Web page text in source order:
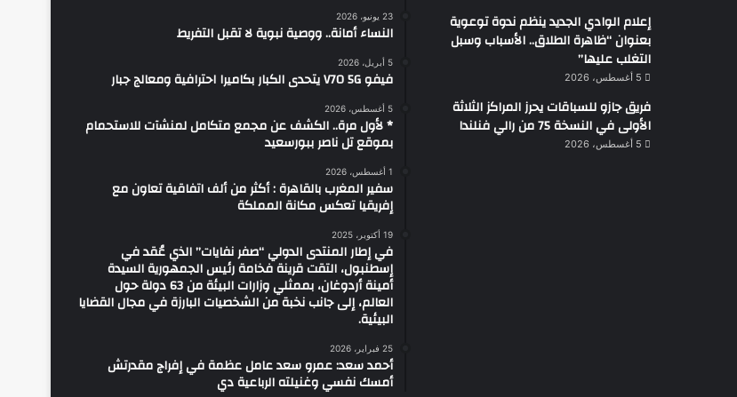
إعلام الوادي الجديد ينظم ندوة توعوية
بعنوان “ظاهرة الطلاق.. الأسباب وسبل
التغلب عليها”
5 أغسطس، 2026
فريق جازو للسباقات يحرز المراكز الثلاثة
الأولى في النسخة 75 من رالي فنلندا
5 أغسطس، 2026
23 يونيو، 2026
النساء أمانة.. ووصية نبوية لا تقبل التفريط
5 أبريل، 2026
فيفو V70 5G يتحدى الكبار بكاميرا احترافية ومعالج جبار
5 أغسطس، 2026
* لأول مرة.. الكشف عن مجمع متكامل لمنشآت للاستحمام
بموقع تل ناصر ببورسعيد
1 أغسطس، 2026
سفير المغرب بالقاهرة : أكثر من ألف اتفاقية تعاون مع
إفريقيا تعكس مكانة المملكة
19 أكتوبر، 2025
في إطار المنتدى الدولي “صفر نفايات” الذي عُقد في
إسطنبول، التقت قرينة فخامة رئيس الجمهورية السيدة
أمينة أردوغان، بممثلي وزارات البيئة من 63 دولة حول
العالم، إلى جانب نخبة من الشخصيات البارزة في مجال القضايا
البيئية.
25 فبراير، 2026
أحمد سعد: عمرو سعد عامل عظمة في إفراج مقدرتش
أمسك نفسي وغنيلته الرباعية دي